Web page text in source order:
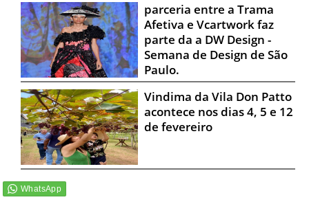
parceria entre a Trama
Afetiva e Vcartwork faz
parte da a DW Design -
Semana de Design de São
Paulo.
Vindima da Vila Don Patto
acontece nos dias 4, 5 e 12
de fevereiro